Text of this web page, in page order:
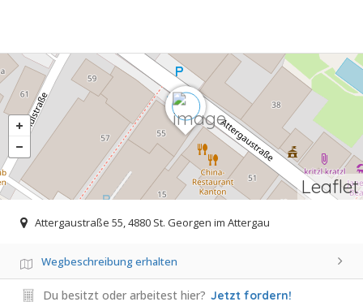
Leaflet
Attergaustraße 55, 4880 St. Georgen im Attergau
Wegbeschreibung erhalten
Du besitzt oder arbeitest hier? Jetzt fordern!